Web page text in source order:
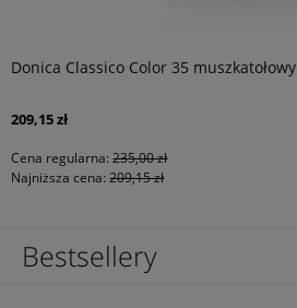
Donica Classico Color 35 muszkatołowy
209,15 zł
Cena regularna: 235,00 zł
Najniższa cena: 209,15 zł
Bestsellery